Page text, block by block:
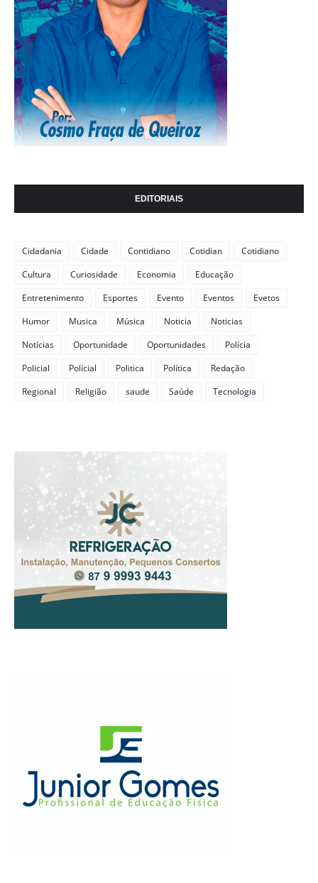
EDITORIAIS
Cidadania Cidade Contidiano Cotidian
Cotidiano
Cultura
Curiosidade Economia
Educação
Entretenimento
Esportes Evento Eventos
Evetos
Humor
Musica Música Noticia
Noticias
Notícias
Oportunidade Oportunidades
Polícia
Policial
Polícial Politica Política
Redação
Regional
Religião saude Saúde Tecnologia